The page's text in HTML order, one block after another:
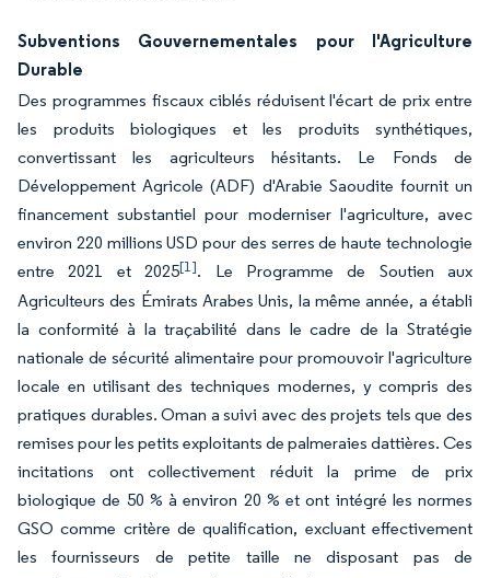
Subventions Gouvernementales pour l'Agriculture
Durable
Des programmes fiscaux ciblés réduisent l'écart de prix entre
les produits biologiques et les produits synthétiques,
convertissant les agriculteurs hésitants. Le Fonds de
Développement Agricole (ADF) d'Arabie Saoudite fournit un
financement substantiel pour moderniser l'agriculture, avec
environ 220 millions USD pour des serres de haute technologie
entre 2021 et 2025[1]. Le Programme de Soutien aux
Agriculteurs des Émirats Arabes Unis, la même année, a établi
la conformité à la traçabilité dans le cadre de la Stratégie
nationale de sécurité alimentaire pour promouvoir l'agriculture
locale en utilisant des techniques modernes, y compris des
pratiques durables. Oman a suivi avec des projets tels que des
remises pour les petits exploitants de palmeraies dattières. Ces
incitations ont collectivement réduit la prime de prix
biologique de 50 % à environ 20 % et ont intégré les normes
GSO comme critère de qualification, excluant effectivement
les fournisseurs de petite taille ne disposant pas de